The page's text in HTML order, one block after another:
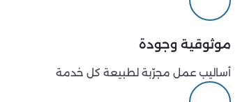
موثوقية وجودة
أساليب عمل مجرّبة لطبيعة كل خدمة